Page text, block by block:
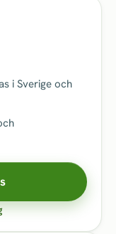
i Sverige och